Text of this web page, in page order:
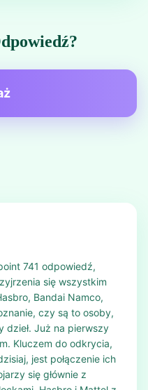
741 odpowiedź,
się wszystkim
Bandai Namco,
czy są to osoby,
dzieł. Już na pierwszy
Kluczem do odkrycia,
jest połączenie ich
się głównie z